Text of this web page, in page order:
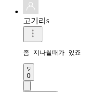
고기리s
좀 지나칠때가 있죠
0